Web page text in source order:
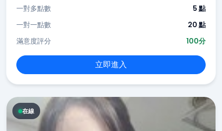
一對多點數
5 點
一對一點數
20 點
滿意度評分
100分
立即進入
在線